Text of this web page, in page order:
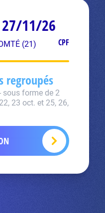
11/26
(21) CPF
regroupés
sous forme de 2
23 oct. et 25, 26,